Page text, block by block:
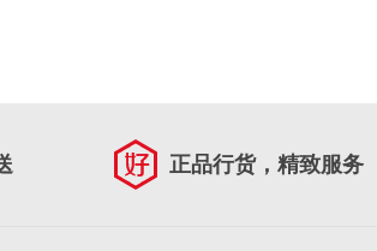
正品行货，精致服务